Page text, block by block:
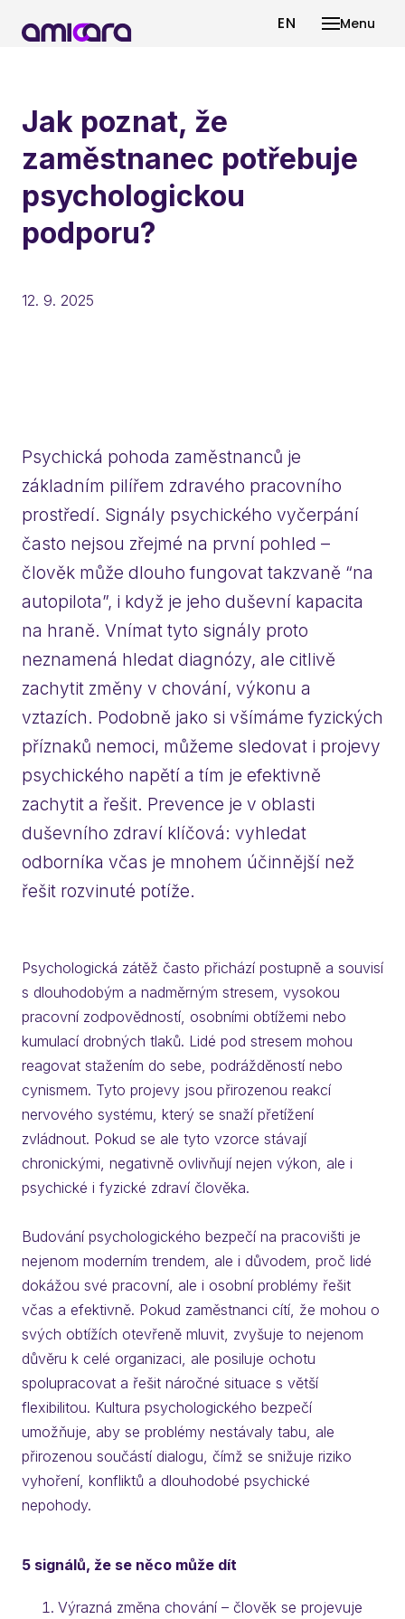
Menu
CS
EN
Jak poznat, že
zaměstnanec potřebuje
psychologickou
podporu?
12. 9. 2025
Psychická pohoda zaměstnanců je
základním pilířem zdravého pracovního
prostředí. Signály psychického vyčerpání
často nejsou zřejmé na první pohled –
člověk může dlouho fungovat takzvaně “na
autopilota”, i když je jeho duševní kapacita
na hraně. Vnímat tyto signály proto
neznamená hledat diagnózy, ale citlivě
zachytit změny v chování, výkonu a
vztazích. Podobně jako si všímáme fyzických
příznaků nemoci, můžeme sledovat i projevy
psychického napětí a tím je efektivně
zachytit a řešit. Prevence je v oblasti
duševního zdraví klíčová: vyhledat
odborníka včas je mnohem účinnější než
řešit rozvinuté potíže.
Psychologická zátěž často přichází postupně a souvisí
s dlouhodobým a nadměrným stresem, vysokou
pracovní zodpovědností, osobními obtížemi nebo
kumulací drobných tlaků. Lidé pod stresem mohou
reagovat stažením do sebe, podrážděností nebo
cynismem. Tyto projevy jsou přirozenou reakcí
nervového systému, který se snaží přetížení
zvládnout. Pokud se ale tyto vzorce stávají
chronickými, negativně ovlivňují nejen výkon, ale i
psychické i fyzické zdraví člověka.
Budování psychologického bezpečí na pracovišti je
nejenom moderním trendem, ale i důvodem, proč lidé
dokážou své pracovní, ale i osobní problémy řešit
včas a efektivně. Pokud zaměstnanci cítí, že mohou o
svých obtížích otevřeně mluvit, zvyšuje to nejenom
důvěru k celé organizaci, ale posiluje ochotu
spolupracovat a řešit náročné situace s větší
flexibilitou. Kultura psychologického bezpečí
umožňuje, aby se problémy nestávaly tabu, ale
přirozenou součástí dialogu, čímž se snižuje riziko
vyhoření, konfliktů a dlouhodobé psychické
nepohody.
5 signálů, že se něco může dít
Výrazná změna chování – člověk se projevuje